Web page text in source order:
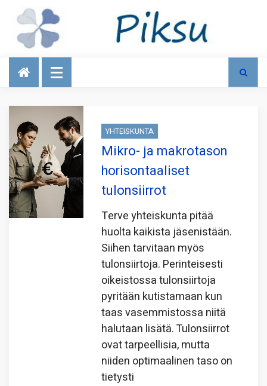
Talous
YHTEISKUNTA
Mikro- ja makrotason
horisontaaliset
tulonsiirrot
Terve yhteiskunta pitää
huolta kaikista jäsenistään.
Siihen tarvitaan myös
tulonsiirtoja. Perinteisesti
oikeistossa tulonsiirtoja
pyritään kutistamaan kun
taas vasemmistossa niitä
halutaan lisätä. Tulonsiirrot
ovat tarpeellisia, mutta
niiden optimaalinen taso on
tietysti